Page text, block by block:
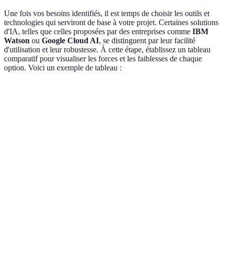
Une fois vos besoins identifiés, il est temps de choisir les outils et
technologies qui serviront de base à votre projet. Certaines solutions
d'IA, telles que celles proposées par des entreprises comme IBM
Watson ou Google Cloud AI, se distinguent par leur facilité
d'utilisation et leur robustesse. À cette étape, établissez un tableau
comparatif pour visualiser les forces et les faiblesses de chaque
option. Voici un exemple de tableau :